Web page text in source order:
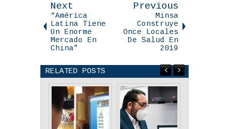
Next
“América
Latina Tiene
Un Enorme
Mercado En
China”
Previous
Minsa
Construye
Once Locales
De Salud En
2019
RELATED POSTS